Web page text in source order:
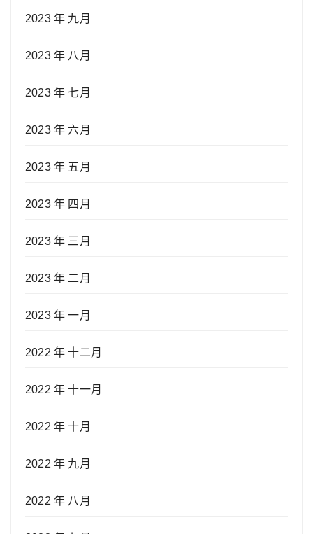
2023 年 九月
2023 年 八月
2023 年 七月
2023 年 六月
2023 年 五月
2023 年 四月
2023 年 三月
2023 年 二月
2023 年 一月
2022 年 十二月
2022 年 十一月
2022 年 十月
2022 年 九月
2022 年 八月